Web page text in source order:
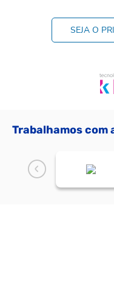
SEJA O
Trabalhamos com